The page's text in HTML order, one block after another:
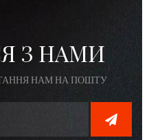
З НАМИ
НАМ НА ПОШТУ